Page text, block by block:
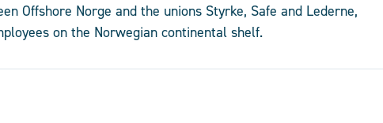
Offshore Norge and the unions Styrke, Safe and Lederne,
on the Norwegian continental shelf.